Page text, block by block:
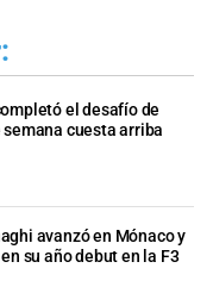
el desafío de
cuesta arriba
avanzó en Mónaco y
su año debut en la F3